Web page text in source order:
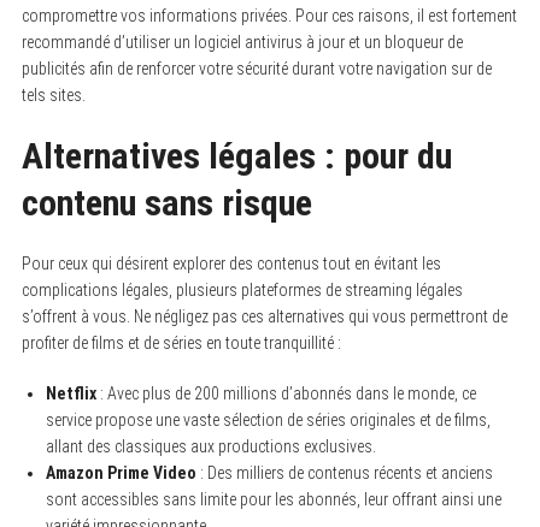
compromettre vos informations privées. Pour ces raisons, il est fortement
recommandé d’utiliser un logiciel antivirus à jour et un bloqueur de
publicités afin de renforcer votre sécurité durant votre navigation sur de
tels sites.
Alternatives légales : pour du
contenu sans risque
Pour ceux qui désirent explorer des contenus tout en évitant les
complications légales, plusieurs plateformes de streaming légales
s’offrent à vous. Ne négligez pas ces alternatives qui vous permettront de
profiter de films et de séries en toute tranquillité :
Netflix: Avec plus de 200 millions d’abonnés dans le monde, ce
service propose une vaste sélection de séries originales et de films,
allant des classiques aux productions exclusives.
Amazon Prime Video : Des milliers de contenus récents et anciens
sont accessibles sans limite pour les abonnés, leur offrant ainsi une